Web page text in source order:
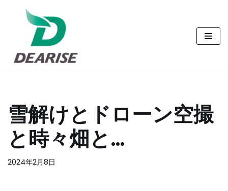
テ
ス
キ
ッ
プ
雪解けとドローン空撮
と時々畑と…
2024年2月8日